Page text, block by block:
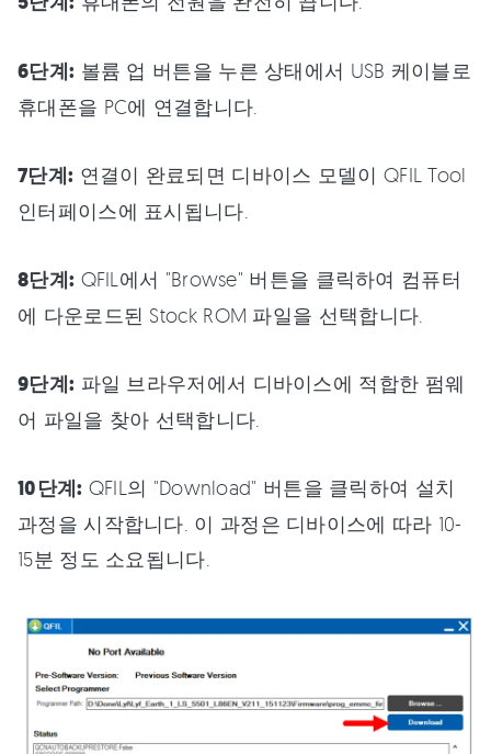
6단계: 볼륨 업 버튼을 누른 상태에서 USB 케이블로
휴대폰을 PC에 연결합니다.
7단계: 연결이 완료되면 디바이스 모델이 QFIL Tool
인터페이스에 표시됩니다.
8단계: QFIL에서 "Browse" 버튼을 클릭하여 컴퓨터
에 다운로드된 Stock ROM 파일을 선택합니다.
9단계: 파일 브라우저에서 디바이스에 적합한 펌웨
어 파일을 찾아 선택합니다.
10단계: QFIL의 "Download" 버튼을 클릭하여 설치
과정을 시작합니다. 이 과정은 디바이스에 따라 10-
15분 정도 소요됩니다.